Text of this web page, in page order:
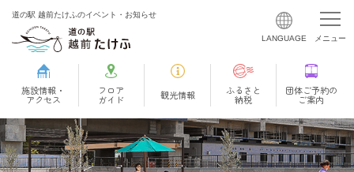
道の駅 越前たけふのイベント・お知らせ
施設情報・
アクセス
フロア
ガイド 観光情報 ふるさと
納税
団体ご予約の
ご案内